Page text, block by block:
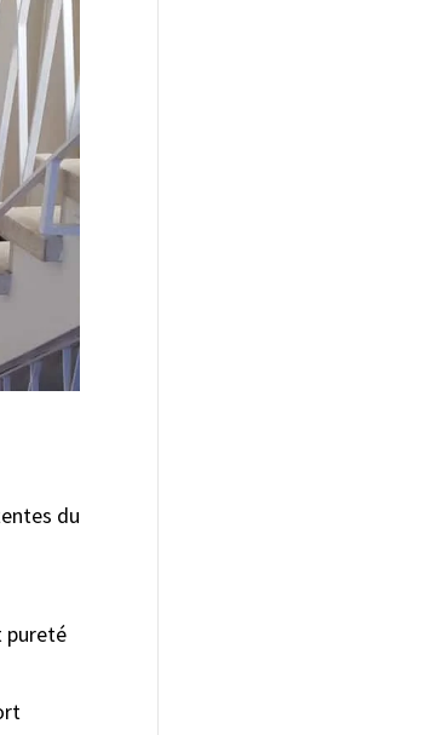
du
pureté